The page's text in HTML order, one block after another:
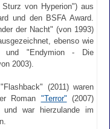
Sturz von Hyperion") aus
und den BSFA Award.
der Nacht" (von 1993)
ebenso wie
und "Endymion - Die
2003).
(2011) waren
Roman "Terror" (2007)
und war hierzulande im